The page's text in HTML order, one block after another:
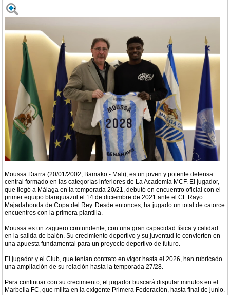
Moussa Diarra (20/01/2002, Bamako - Mali), es un joven y potente defensa
central formado en las categorías inferiores de La Academia MCF. El jugador,
que llegó a Málaga en la temporada 20/21, debutó en encuentro oficial con el
primer equipo blanquiazul el 14 de diciembre de 2021 ante el CF Rayo
Majadahonda de Copa del Rey. Desde entonces, ha jugado un total de catorce
encuentros con la primera plantilla.
Moussa es un zaguero contundente, con una gran capacidad física y calidad
en la salida de balón. Su crecimiento deportivo y su juventud le convierten en
una apuesta fundamental para un proyecto deportivo de futuro.
El jugador y el Club, que tenían contrato en vigor hasta el 2026, han rubricado
una ampliación de su relación hasta la temporada 27/28.
Para continuar con su crecimiento, el jugador buscará disputar minutos en el
Marbella FC, que milita en la exigente Primera Federación, hasta final de junio.